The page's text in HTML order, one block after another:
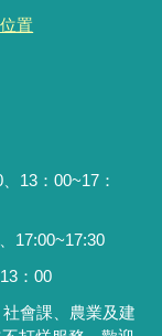
置
13：00~17：
17:00~17:30
： 00
會課、農業及建